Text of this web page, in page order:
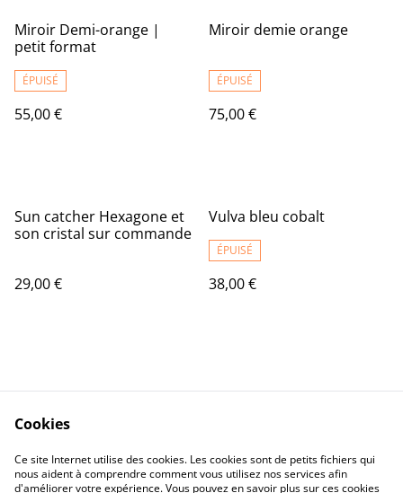
Miroir Demi-orange |
petit format
ÉPUISÉ
55,00 €
Miroir demie orange
ÉPUISÉ
75,00 €
Sun catcher Hexagone et
son cristal sur commande
29,00 €
Vulva bleu cobalt
ÉPUISÉ
38,00 €
Contact Us
Legal Terms
Privacy Policy
Cookie Policy
Cookies
Ce site Internet utilise des cookies. Les cookies sont de petits fichiers qui
nous aident à comprendre comment vous utilisez nos services afin
d'améliorer votre expérience. Vous pouvez en savoir plus sur ces cookies